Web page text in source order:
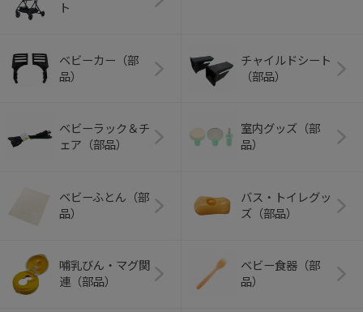
ト
ベビーカー（部
品）
チャイルドシート
（部品）
ベビーラック＆チ
ェア（部品）
室内グッズ（部
品）
ベビーふとん（部
品）
バス・トイレグッ
ズ（部品）
哺乳びん・マグ関
連（部品）
ベビー食器（部
品）